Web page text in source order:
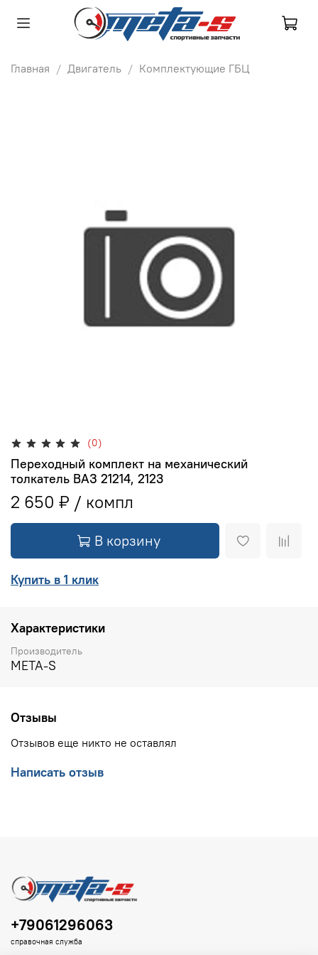
Главная Двигатель Комплектующие ГБЦ
(0)
Переходный комплект на механический
толкатель ВАЗ 21214, 2123
2 650 ₽
В корзину
Купить в 1 клик
Характеристики
Производитель
META-S
Отзывы
Отзывов еще никто не оставлял
Написать отзыв
+79061296063
справочная служба